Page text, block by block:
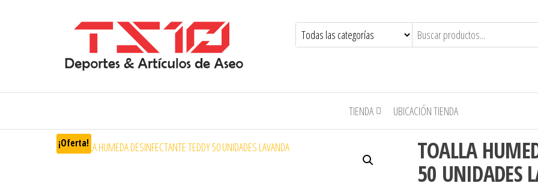
TIENDA UBICACIÓN TIENDA
¡Oferta! TOALLA
50 UNIDADES